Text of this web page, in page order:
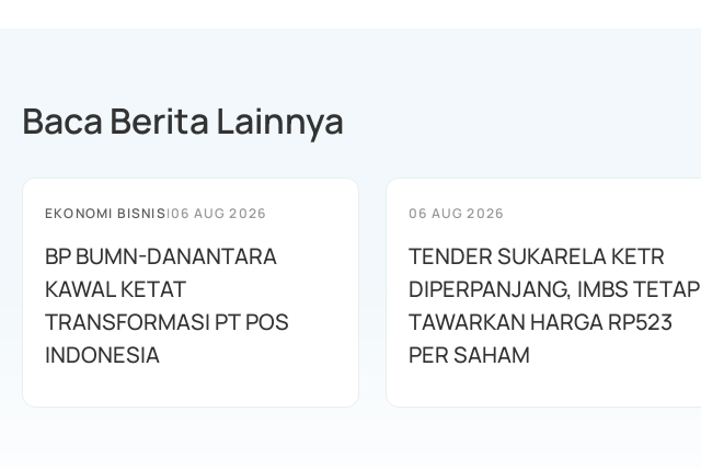
Baca Berita Lainnya
EKONOMI BISNIS|06 AUG 2026
BP BUMN-DANANTARA
KAWAL KETAT
TRANSFORMASI PT POS
INDONESIA
06 AUG 2026
TENDER SUKARELA KETR
DIPERPANJANG, IMBS TETAP
TAWARKAN HARGA RP523
PER SAHAM